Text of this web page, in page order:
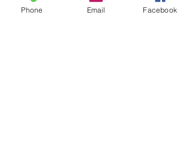
Phone Email Facebook